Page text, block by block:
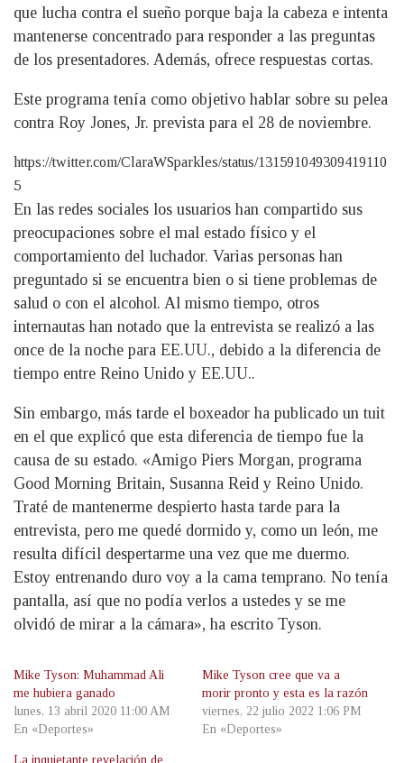
que lucha contra el sueño porque baja la cabeza e intenta
mantenerse concentrado para responder a las preguntas
de los presentadores. Además, ofrece respuestas cortas.
Este programa tenía como objetivo hablar sobre su pelea
contra Roy Jones, Jr. prevista para el 28 de noviembre.
https://twitter.com/ClaraWSparkles/status/131591049309419110
5
En las redes sociales los usuarios han compartido sus
preocupaciones sobre el mal estado físico y el
comportamiento del luchador. Varias personas han
preguntado si se encuentra bien o si tiene problemas de
salud o con el alcohol. Al mismo tiempo, otros
internautas han notado que la entrevista se realizó a las
once de la noche para EE.UU., debido a la diferencia de
tiempo entre Reino Unido y EE.UU..
Sin embargo, más tarde el boxeador ha publicado un tuit
en el que explicó que esta diferencia de tiempo fue la
causa de su estado. «Amigo Piers Morgan, programa
Good Morning Britain, Susanna Reid y Reino Unido.
Traté de mantenerme despierto hasta tarde para la
entrevista, pero me quedé dormido y, como un león, me
resulta difícil despertarme una vez que me duermo.
Estoy entrenando duro voy a la cama temprano. No tenía
pantalla, así que no podía verlos a ustedes y se me
olvidó de mirar a la cámara», ha escrito Tyson.
Mike Tyson: Muhammad Ali
me hubiera ganado
lunes, 13 abril 2020 11:00 AM
En «Deportes»
Mike Tyson cree que va a
morir pronto y esta es la razón
viernes, 22 julio 2022 1:06 PM
En «Deportes»
La inquietante revelación de